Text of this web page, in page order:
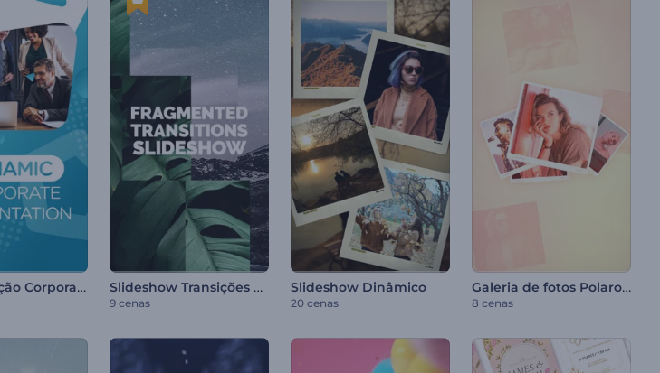
Apresentação Corporativa Dinâmica Slideshow Transições Fragmentadas
9 cenas
Slideshow Dinâmico
20 cenas
Galeria de fotos Polaroid
8 cenas